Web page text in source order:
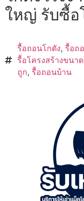
ใหญ่ รับซื้อ
รื้อถอนโกดัง, รื้อถ
รื้อโครงสร้างขนา
ถูก, รื้อถอนบ้าน